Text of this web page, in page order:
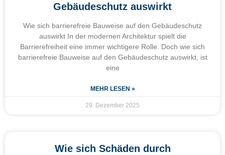
Gebäudeschutz auswirkt
Wie sich barrierefreie Bauweise auf den Gebäudeschutz
auswirkt In der modernen Architektur spielt die
Barrierefreiheit eine immer wichtigere Rolle. Doch wie sich
barrierefreie Bauweise auf den Gebäudeschutz auswirkt, ist
eine
MEHR LESEN »
29. Dezember 2025
Wie sich Schäden durch